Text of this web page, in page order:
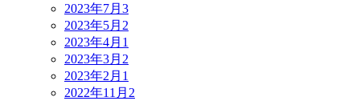
2023年7月 3
2023年5月 2
2023年4月 1
2023年3月 2
2023年2月 1
2022年11月 2